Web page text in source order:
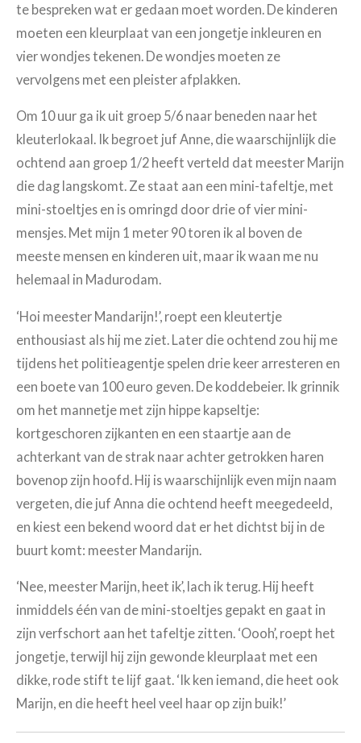
te bespreken wat er gedaan moet worden. De kinderen
moeten een kleurplaat van een jongetje inkleuren en
vier wondjes tekenen. De wondjes moeten ze
vervolgens met een pleister afplakken.
Om 10 uur ga ik uit groep 5/6 naar beneden naar het
kleuterlokaal. Ik begroet juf Anne, die waarschijnlijk die
ochtend aan groep 1/2 heeft verteld dat meester Marijn
die dag langskomt. Ze staat aan een mini-tafeltje, met
mini-stoeltjes en is omringd door drie of vier mini-
mensjes. Met mijn 1 meter 90 toren ik al boven de
meeste mensen en kinderen uit, maar ik waan me nu
helemaal in Madurodam.
‘Hoi meester Mandarijn!’, roept een kleutertje
enthousiast als hij me ziet. Later die ochtend zou hij me
tijdens het politieagentje spelen drie keer arresteren en
een boete van 100 euro geven. De koddebeier. Ik grinnik
om het mannetje met zijn hippe kapseltje:
kortgeschoren zijkanten en een staartje aan de
achterkant van de strak naar achter getrokken haren
bovenop zijn hoofd. Hij is waarschijnlijk even mijn naam
vergeten, die juf Anna die ochtend heeft meegedeeld,
en kiest een bekend woord dat er het dichtst bij in de
buurt komt: meester Mandarijn.
‘Nee, meester Marijn, heet ik’, lach ik terug. Hij heeft
inmiddels één van de mini-stoeltjes gepakt en gaat in
zijn verfschort aan het tafeltje zitten. ‘Oooh’, roept het
jongetje, terwijl hij zijn gewonde kleurplaat met een
dikke, rode stift te lijf gaat. ‘Ik ken iemand, die heet ook
Marijn, en die heeft heel veel haar op zijn buik!’